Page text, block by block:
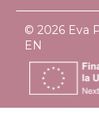
© 2026 Eva
EN